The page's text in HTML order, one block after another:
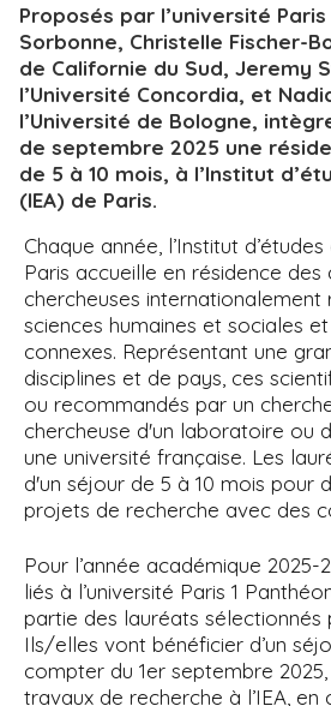
Proposés par l’université Paris
Sorbonne, Christelle Fischer-
de Californie du Sud, Jeremy
l’Université Concordia, et
l’Université de Bologne,
de septembre 2025 une
de 5 à 10 mois, à l’Institut
(IEA) de Paris.
Chaque année, l’Institut
Paris accueille en résidence des
chercheuses internationalement
sciences humaines et sociales
connexes. Représentant une
disciplines et de pays, ces
ou recommandés par un
chercheuse d'un laboratoire ou
une université française. Les
d'un séjour de 5 à 10 mois pour
projets de recherche avec des
Pour l’année académique 2025-
liés à l’université Paris 1
partie des lauréats sélectionnés
Ils/elles vont bénéficier d’un
compter du 1er septembre
travaux de recherche à l’IEA,